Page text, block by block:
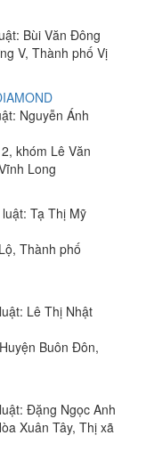
Bùi Văn Đông
V, Thành phố Vị
Nguyễn Ánh
khóm Lê Văn
Long
Tạ Thị Mỹ
Thành phố
Lê Thị Nhật
Buôn Đôn,
Đặng Ngọc Anh
Xuân Tây, Thị xã